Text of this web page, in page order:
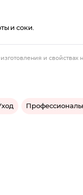
и соки.
и свойствах